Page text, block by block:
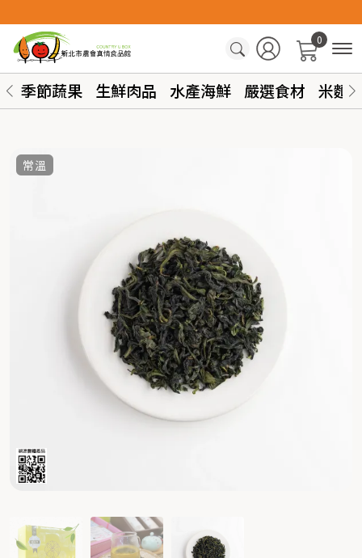
0
季節蔬果 生鮮肉品 水產海鮮 嚴選食材 米麵
常溫